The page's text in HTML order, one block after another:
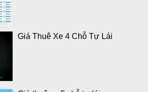
Giá Thuê Xe 4 Chỗ Tự Lái